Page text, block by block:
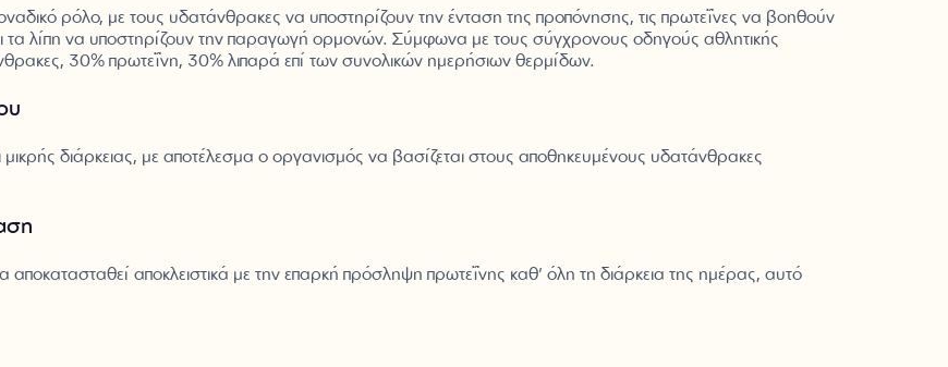
ρόλο, με τους υδατάνθρακες να υποστηρίζουν την ένταση της προπόνησης, τις πρωτεΐνες να βοηθούν
τα λίπη να υποστηρίζουν την παραγωγή ορμονών. Σύμφωνα με τους σύγχρονους οδηγούς αθλητικής
30% πρωτεΐνη, 30% λιπαρά επί των συνολικών ημερήσιων θερμίδων.
διάρκειας, με αποτέλεσμα ο οργανισμός να βασίζεται στους αποθηκευμένους υδατάνθρακες
αποκλειστικά με την επαρκή πρόσληψη πρωτεΐνης καθ’ όλη τη διάρκεια της ημέρας, αυτό